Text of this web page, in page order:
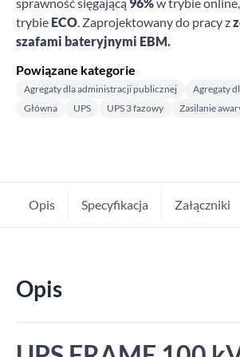
trybie ECO. Zaprojektowany do pracy z
szafami bateryjnymi EBM.
Powiązane kategorie
Agregaty dla administracji publicznej
Agregaty
Główna
UPS UPS 3 fazowy Zasilanie
Opis Specyfikacja Załączniki
Opis